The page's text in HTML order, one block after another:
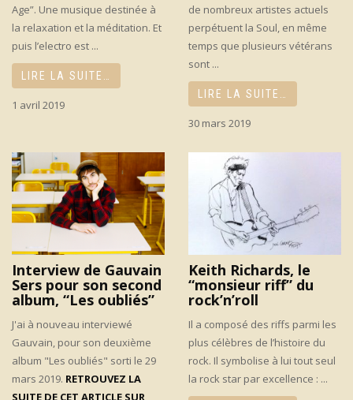
Age”. Une musique destinée à
la relaxation et la méditation. Et
puis l’electro est ...
LIRE LA SUITE…
1 avril 2019
de nombreux artistes actuels
perpétuent la Soul, en même
temps que plusieurs vétérans
sont ...
LIRE LA SUITE…
30 mars 2019
Interview de Gauvain
Sers pour son second
album, “Les oubliés”
J'ai à nouveau interviewé
Gauvain, pour son deuxième
album "Les oubliés" sorti le 29
mars 2019. RETROUVEZ LA
SUITE DE CET ARTICLE SUR
Keith Richards, le
“monsieur riff” du
rock’n’roll
Il a composé des riffs parmi les
plus célèbres de l’histoire du
rock. Il symbolise à lui tout seul
la rock star par excellence : ...